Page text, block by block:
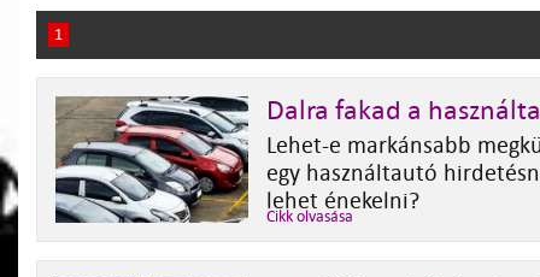
1
Dalra fakad a
Lehet-e markánsabb
egy használtautó
lehet énekelni?
Cikk olvasása